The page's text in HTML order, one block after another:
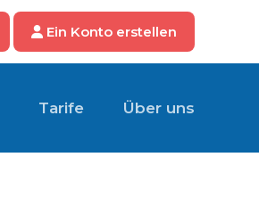
Ein Konto erstellen
Tarife Über uns